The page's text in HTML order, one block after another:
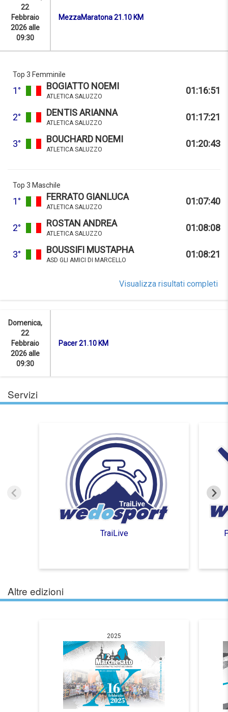
22
Febbraio
2026 alle
09:30
MezzaMaratona 21.10 KM
Top 3 Femminile
1° BOGIATTO NOEMI
ATLETICA SALUZZO
01:16:51
2° DENTIS ARIANNA
ATLETICA SALUZZO
01:17:21
3° BOUCHARD NOEMI
ATLETICA SALUZZO
01:20:43
Top 3 Maschile
1° FERRATO GIANLUCA
ATLETICA SALUZZO
01:07:40
2° ROSTAN ANDREA
ATLETICA SALUZZO
01:08:08
3° BOUSSIFI MUSTAPHA
ASD GLI AMICI DI MARCELLO
01:08:21
Visualizza risultati completi
Domenica,
22
Febbraio
2026 alle
09:30
Pacer 21.10 KM
Servizi
TraiLive
Altre edizioni
2025